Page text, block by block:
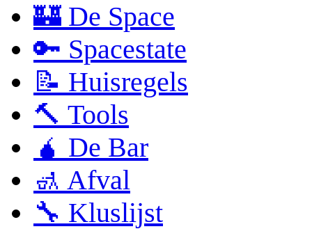
🏰 De Space
🔑 Spacestate
📝 Huisregels
🔨 Tools
🧉 De Bar
🚮 Afval
🔧 Kluslijst